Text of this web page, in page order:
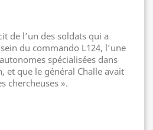
de l’un des soldats qui a
du commando L124, l’une
spécialisées dans
et que le général Challe avait
chercheuses ».